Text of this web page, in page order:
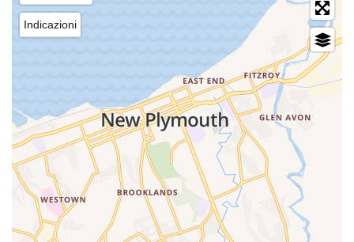
Indicazioni